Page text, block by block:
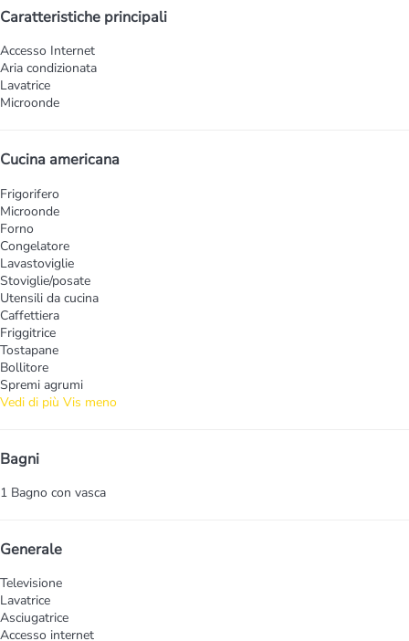
Caratteristiche principali
Accesso Internet
Aria condizionata
Lavatrice
Microonde
Cucina americana
Frigorifero
Microonde
Forno
Congelatore
Lavastoviglie
Stoviglie/posate
Utensili da cucina
Caffettiera
Friggitrice
Tostapane
Bollitore
Spremi agrumi
Vedi di più Vis meno
Bagni
1 Bagno con vasca
Generale
Televisione
Lavatrice
Asciugatrice
Accesso internet